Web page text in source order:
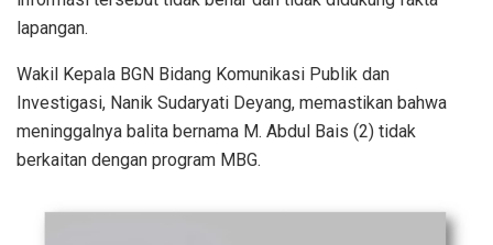
lapangan.
Wakil Kepala BGN Bidang Komunikasi Publik dan
Investigasi, Nanik Sudaryati Deyang, memastikan bahwa
meninggalnya balita bernama M. Abdul Bais (2) tidak
berkaitan dengan program MBG.